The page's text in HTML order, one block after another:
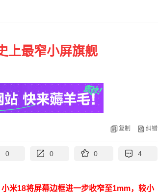
上最窄小屏旗舰
复制 纠错
0 0 0 4
小米18将屏幕边框进一步收窄至1mm，较小